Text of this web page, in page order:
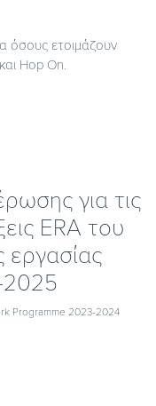
όσους ετοιμάζουν
Hop On.
για τις
ERA του
2025
Programme 2023-2024